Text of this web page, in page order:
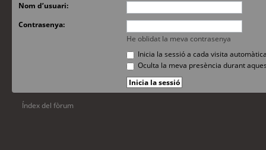
Nom d’usuari:
Contrasenya:
He oblidat la meva contrasenya
Inicia la sessió a cada visita
Oculta la meva presència durant
Índex del fòrum